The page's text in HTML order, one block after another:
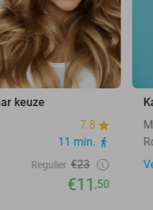
keuze
7.8
11 min.
Regulier €23
€11,50